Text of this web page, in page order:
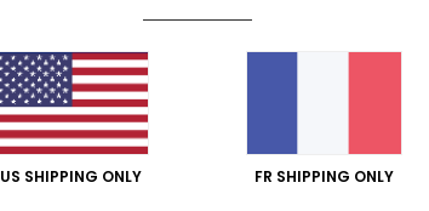
US SHIPPING ONLY FR SHIPPING ONLY